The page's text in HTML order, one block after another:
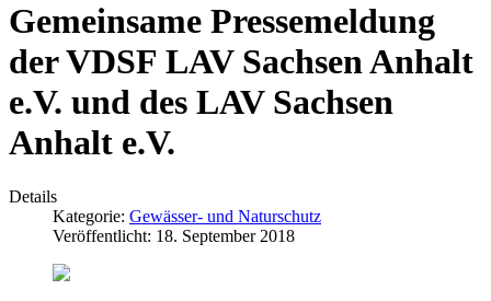
Gemeinsame Pressemeldung
der VDSF LAV Sachsen Anhalt
e.V. und des LAV Sachsen
Anhalt e.V.
Details
Kategorie: Gewässer- und Naturschutz
Veröffentlicht: 18. September 2018